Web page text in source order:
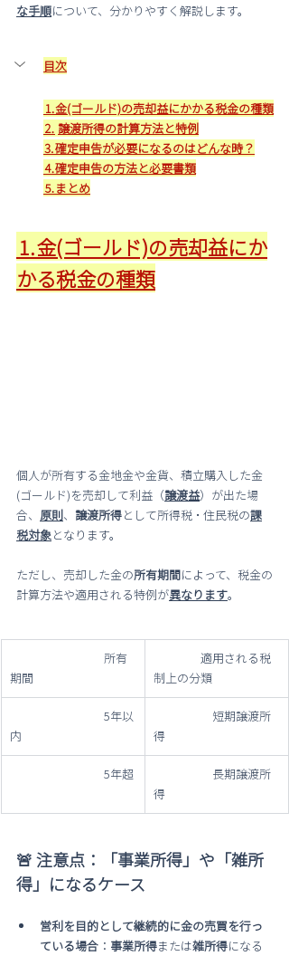
な手順について、分かりやすく解説します。
目次
⒈金(ゴールド)の売却益にかかる税金の種類
⒉ 譲渡所得の計算方法と特例
⒊確定申告が必要になるのはどんな時？
⒋確定申告の方法と必要書類
⒌まとめ
⒈金(ゴールド)の売却益にか
かる税金の種類
個人が所有する金地金や金貨、積立購入した金
(ゴールド)を売却して利益（譲渡益）が出た場
合、 原則、 譲渡所得として所得税・住民税の課
税対象となります。
ただし、売却した金の所有期間によって、税金の
計算方法や適用される特例が異なります。
所有
期間
適用される税
制上の分類
5年以
内
短期譲渡所
得
5年超
長期譲渡所
得
🚨 注意点：「事業所得」や「雑所
得」になるケース
営利を目的として継続的に金の売買を行っ
ている場合 ： 事業所得または雑所得になる